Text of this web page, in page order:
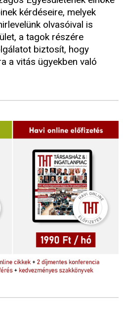
kérdéseire, melyek
olvasóival is
a tagok részére
biztosít, hogy
a vitás ügyekben való